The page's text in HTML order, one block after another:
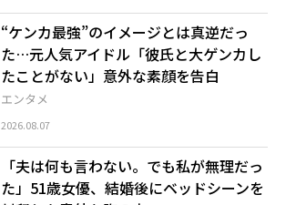
エンタメ
“ケンカ最強”のイメージとは真逆だっ
た…元人気アイドル「彼氏と大ゲンカし
たことがない」意外な素顔を告白
2026.08.07
「夫は何も言わない。でも私が無理だっ
た」51歳女優、結婚後にベッドシーンを